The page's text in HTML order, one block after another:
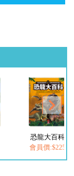
恐龍大百科
會員價:$225